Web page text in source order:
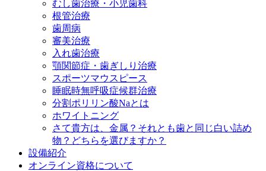
むし歯治療・小児歯科
根管治療
歯周病
審美治療
入れ歯治療
顎関節症・歯ぎしり治療
スポーツマウスピース
睡眠時無呼吸症候群治療
分割ポリリン酸Naとは
ホワイトニング
さて貴方は、金属？それとも歯と同じ白い詰め
物？どちらを選びますか？
設備紹介
オンライン資格について